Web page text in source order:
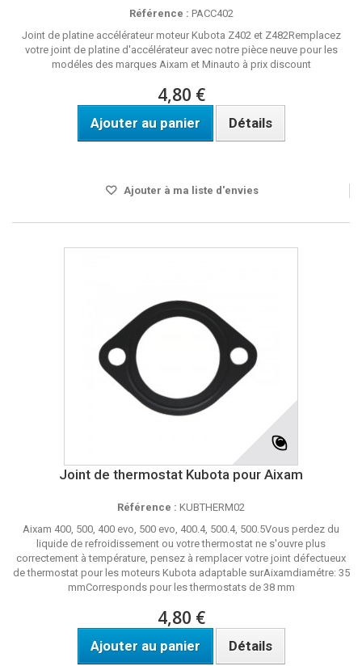
Référence : PACC402
Joint de platine accélérateur moteur Kubota Z402 et Z482Remplacez
votre joint de platine d'accélérateur avec notre pièce neuve pour les
modéles des marques Aixam et Minauto à prix discount
4,80 €
Ajouter au panier Détails
Ajouter à ma liste d'envies
Joint de thermostat Kubota pour Aixam
Référence : KUBTHERM02
Aixam 400, 500, 400 evo, 500 evo, 400.4, 500.4, 500.5Vous perdez du
liquide de refroidissement ou votre thermostat ne s'ouvre plus
correctement à température, pensez à remplacer votre joint défectueux
de thermostat pour les moteurs Kubota adaptable surAixamdiamétre: 35
mmCorresponds pour les thermostats de 38 mm
4,80 €
Ajouter au panier Détails